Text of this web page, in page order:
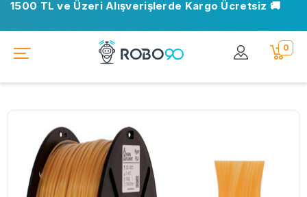
1500 TL ve Üzeri Alışverişlerde Kargo Ücretsiz 🚚
0